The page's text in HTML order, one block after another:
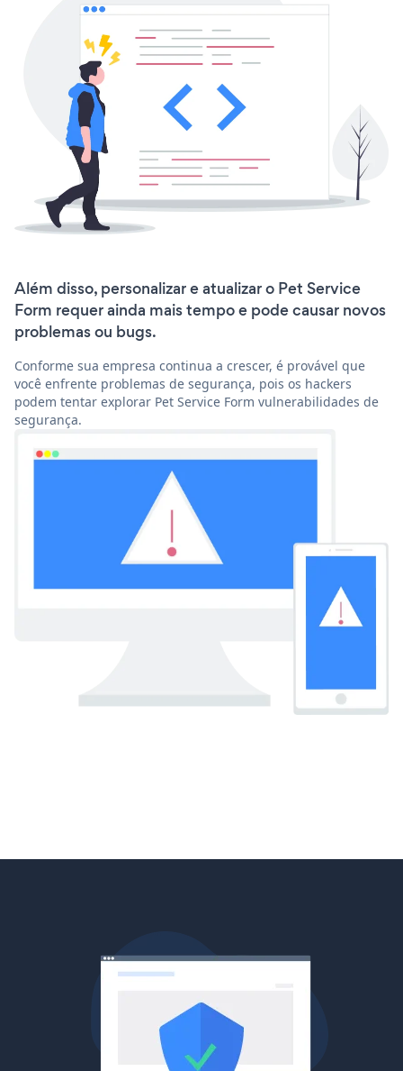
Além disso, personalizar e atualizar o Pet Service
Form requer ainda mais tempo e pode causar novos
problemas ou bugs.
Conforme sua empresa continua a crescer, é provável que
você enfrente problemas de segurança, pois os hackers
podem tentar explorar Pet Service Form vulnerabilidades de
segurança.